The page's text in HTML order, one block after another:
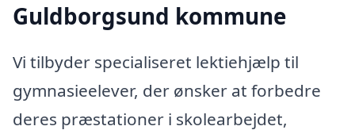
Guldborgsund kommune
Vi tilbyder specialiseret lektiehjælp til
gymnasieelever, der ønsker at forbedre
deres præstationer i skolearbejdet,